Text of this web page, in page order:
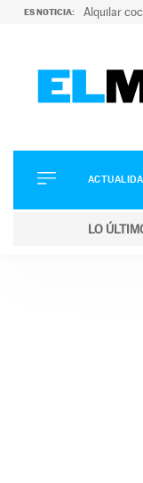
ES NOTICIA: Alquilar
ELÉCTRICOS
CONDUCIR
LO